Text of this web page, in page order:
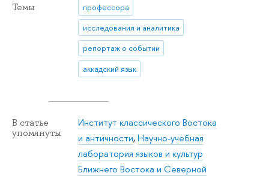
Темы
профессора
исследования и аналитика
репортаж о событии
аккадский язык
В статье
упомянуты
Институт классического Востока
и античности,Научно-учебная
лаборатория языков и культур
Ближнего Востока и Северной